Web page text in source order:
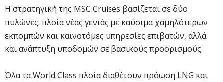
Η στρατηγική της MSC Cruises βασίζεται σε δύο
πυλώνες: πλοία νέας γενιάς με καύσιμα χαμηλότερων
εκπομπών και καινοτόμες υπηρεσίες επιβατών, αλλά
και ανάπτυξη υποδομών σε βασικούς προορισμούς.
Όλα τα World Class πλοία διαθέτουν πρόωση LNG και